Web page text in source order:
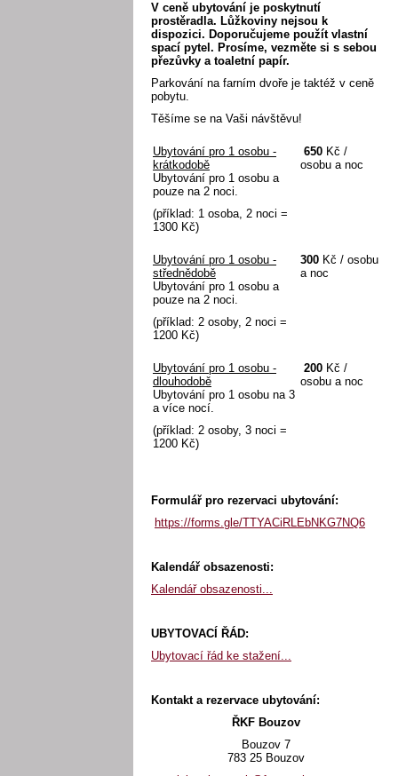
V ceně ubytování je poskytnutí
prostěradla. Lůžkoviny nejsou k
dispozici. Doporučujeme použít vlastní
spací pytel. Prosíme, vezměte si s sebou
přezůvky a toaletní papír.
Parkování na farním dvoře je taktéž v ceně
pobytu.
Těšíme se na Vaši návštěvu!
Ubytování pro 1 osobu -
krátkodobě
Ubytování pro 1 osobu a
pouze na 2 noci.
(příklad: 1 osoba, 2 noci =
1300 Kč)
650 Kč /
osobu a noc
Ubytování pro 1 osobu -
střednědobě
Ubytování pro 1 osobu a
pouze na 2 noci.
(příklad: 2 osoby, 2 noci =
1200 Kč)
300 Kč / osobu
a noc
Ubytování pro 1 osobu -
dlouhodobě
Ubytování pro 1 osobu na 3
a více nocí.
(příklad: 2 osoby, 3 noci =
1200 Kč)
200 Kč /
osobu a noc
Formulář pro rezervaci ubytování:
https://forms.gle/TTYACiRLEbNKG7NQ6
Kalendář obsazenosti:
Kalendář obsazenosti...
UBYTOVACÍ ŘÁD:
Ubytovací řád ke stažení...
Kontakt a rezervace ubytování:
ŘKF Bouzov
Bouzov 7
783 25 Bouzov